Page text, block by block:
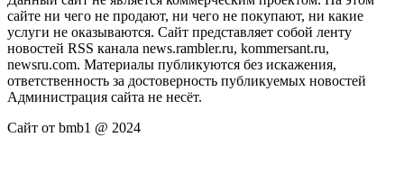
сайте ни чего не продают, ни чего не покупают, ни какие
услуги не оказываются. Сайт представляет собой ленту
новостей RSS канала news.rambler.ru, kommersant.ru,
newsru.com. Материалы публикуются без искажения,
ответственность за достоверность публикуемых новостей
Администрация сайта не несёт.
Сайт от bmb1 @ 2024